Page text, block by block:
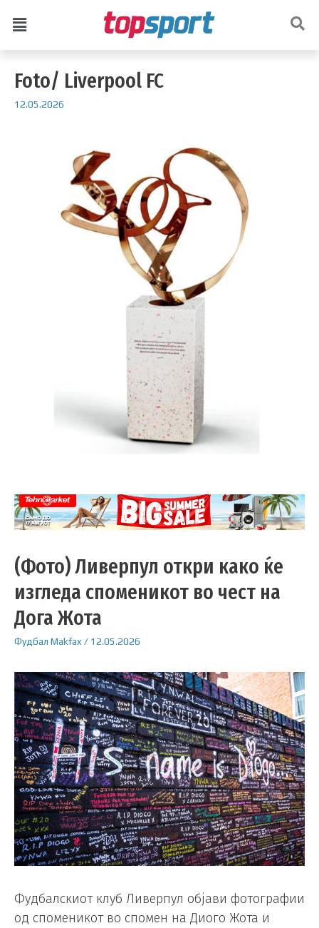
Foto/ Liverpool FC
12.05.2026
(Фото) Ливерпул откри како ќе
изгледа споменикот во чест на
Дога Жота
Фудбал Makfax / 12.05.2026
Фудбалскиот клуб Ливерпул објави фотографии
од споменикот во спомен на Диого Жота и